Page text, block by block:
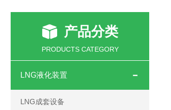
产品分类
PRODUCTS CATEGORY
LNG液化装置
LNG成套设备